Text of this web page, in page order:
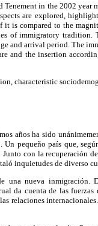
in the 2002 year
are explored,
it is compared to the
of immigratory tradition.
and arrival period. The
and the insertion
characteristic
años ha sido
pequeño país que,
con la recuperación
inquietudes de diverso
una nueva inmigración.
da cuenta de las
relaciones